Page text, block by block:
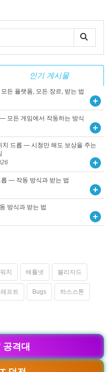
인기 게시물
든 플랫폼, 모든 장르, 받는 법
모든 게임에서 작동하는 방식
치 드롭 — 시청만 해도 보상을 주는
— 작동 방식과 받는 법
방식과 받는 법
치 배틀넷 블리자드
프트 Bugs 하스스톤
격대